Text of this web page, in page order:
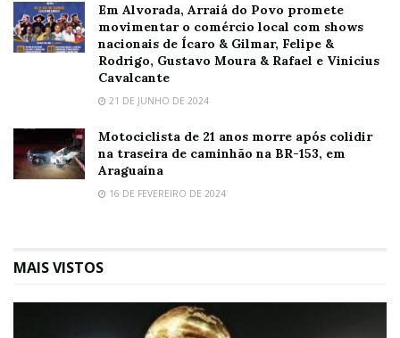
Em Alvorada, Arraiá do Povo promete
movimentar o comércio local com shows
nacionais de Ícaro & Gilmar, Felipe &
Rodrigo, Gustavo Moura & Rafael e Vinicius
Cavalcante
21 DE JUNHO DE 2024
Motociclista de 21 anos morre após colidir
na traseira de caminhão na BR-153, em
Araguaína
16 DE FEVEREIRO DE 2024
MAIS VISTOS